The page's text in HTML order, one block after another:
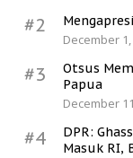
#2
December 1,
#3
Otsus
Papua
December
#4
DPR:
Masuk RI,